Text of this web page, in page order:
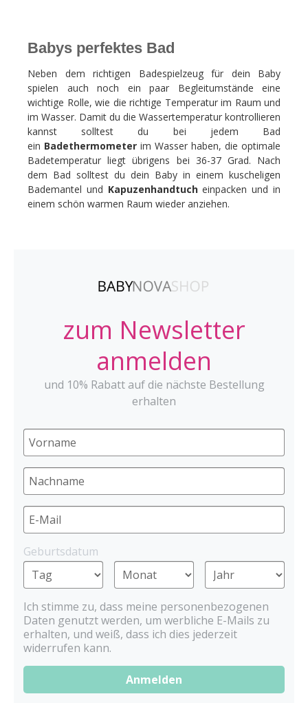
Babys perfektes Bad
Neben dem richtigen Badespielzeug für dein Baby
spielen auch noch ein paar Begleitumstände eine
wichtige Rolle, wie die richtige Temperatur im Raum und
im Wasser. Damit du die Wassertemperatur kontrollieren
kannst solltest du bei jedem Bad
ein Badethermometer im Wasser haben, die optimale
Badetemperatur liegt übrigens bei 36-37 Grad. Nach
dem Bad solltest du dein Baby in einem kuscheligen
Bademantel und Kapuzenhandtuch einpacken und in
einem schön warmen Raum wieder anziehen.
zum Newsletter
anmelden
und 10% Rabatt auf die nächste Bestellung
erhalten
Geburtsdatum
Ich stimme zu, dass meine personenbezogenen
Daten genutzt werden, um werbliche E-Mails zu
erhalten, und weiß, dass ich dies jederzeit
widerrufen kann.
Anmelden